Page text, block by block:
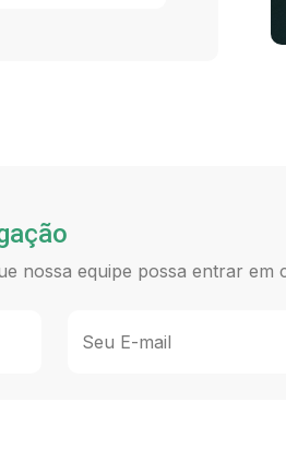
nossa equipe possa entrar em
Seu E-mail